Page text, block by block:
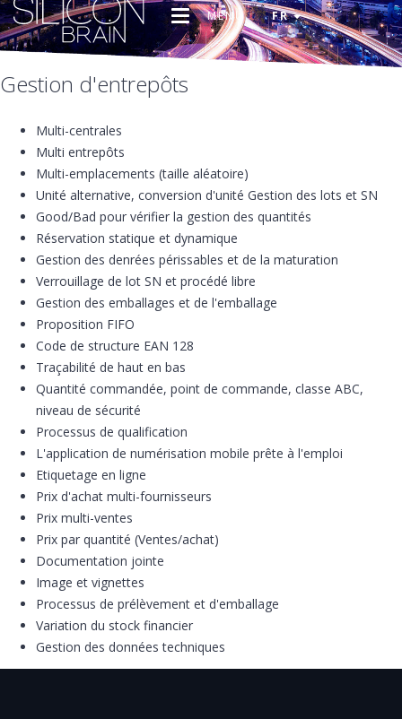
MENU FR
Gestion d'entrepôts
Multi-centrales
Multi entrepôts
Multi-emplacements (taille aléatoire)
Unité alternative, conversion d'unité Gestion des lots et SN
Good/Bad pour vérifier la gestion des quantités
Réservation statique et dynamique
Gestion des denrées périssables et de la maturation
Verrouillage de lot SN et procédé libre
Gestion des emballages et de l'emballage
Proposition FIFO
Code de structure EAN 128
Traçabilité de haut en bas
Quantité commandée, point de commande, classe ABC,
niveau de sécurité
Processus de qualification
L'application de numérisation mobile prête à l'emploi
Etiquetage en ligne
Prix d'achat multi-fournisseurs
Prix multi-ventes
Prix par quantité (Ventes/achat)
Documentation jointe
Image et vignettes
Processus de prélèvement et d'emballage
Variation du stock financier
Gestion des données techniques